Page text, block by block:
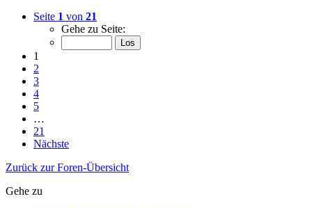
Seite 1 von 21
Gehe zu Seite:
1
2
3
4
5
…
21
Nächste
Zurück zur Foren-Übersicht
Gehe zu